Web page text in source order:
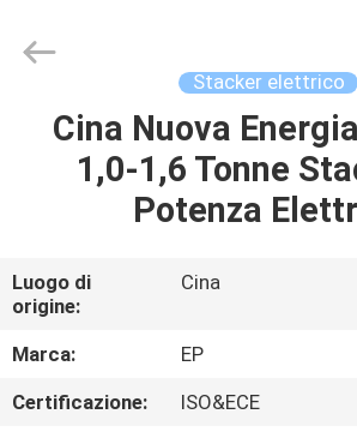
CASA
PRODOTTI
CHI
SIAMO
FATORY
LAKER
AUTOPARTS
Stacker elettrico
Cina Nuova
1,0-1,6 Tonne
Potenza
Luogo di
origine:
Cina
Marca:
EP
Certificazione:
ISO&ECE